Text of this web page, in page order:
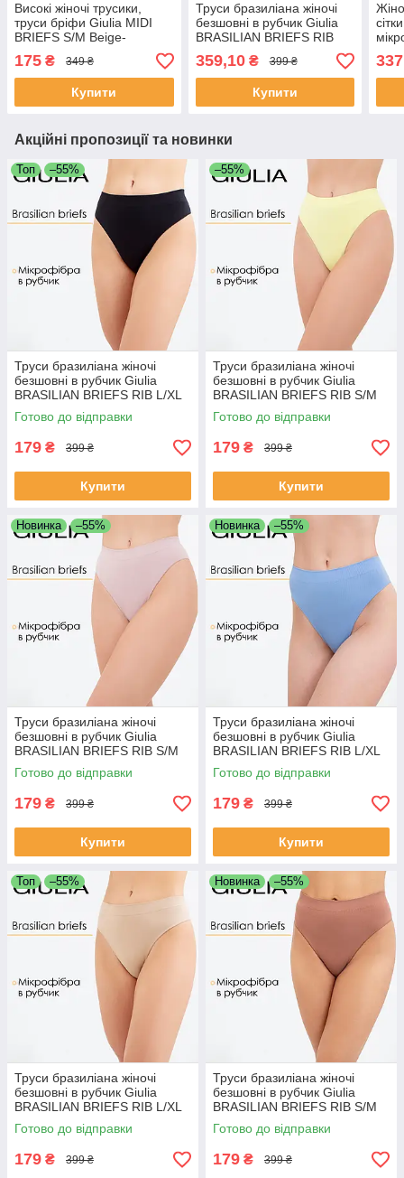
Високі жіночі трусики,
труси бріфи Giulia MIDI
BRIEFS S/M Beige-
naturale, бежеві безшовні
175 ₴ 349 ₴
Купити
Труси бразиліана жіночі
безшовні в рубчик Giulia
BRASILIAN BRIEFS RIB
повсякденна білизна,
базові трусики
359,10₴ 399 ₴
Купити
Акційні пропозиції та новинки
Топ –55%
Труси бразиліана жіночі
безшовні в рубчик Giulia
BRASILIAN BRIEFS RIB L/XL
Black-black, трусики
бразиліана Джулія
Готово до відправки
179 ₴ 399 ₴
Купити
–55%
Труси бразиліана жіночі
безшовні в рубчик Giulia
BRASILIAN BRIEFS RIB S/M
Yellow-charlock, комфортні
трусики
Готово до відправки
179 ₴ 399 ₴
Купити
Новинка –55%
Труси бразиліана жіночі
безшовні в рубчик Giulia
BRASILIAN BRIEFS RIB S/M
Pink-burnished lilac, жіночі
трусики
Готово до відправки
179 ₴ 399 ₴
Купити
Новинка –55%
Труси бразиліана жіночі
безшовні в рубчик Giulia
BRASILIAN BRIEFS RIB L/XL
Blue-lacecap hydrangea
Готово до відправки
179 ₴ 399 ₴
Купити
Топ –55%
Труси бразиліана жіночі
безшовні в рубчик Giulia
BRASILIAN BRIEFS RIB L/XL
Beige-naturale, трусики
бразиліана Джулія
Готово до відправки
179 ₴ 399 ₴
Новинка –55%
Труси бразиліана жіночі
безшовні в рубчик Giulia
BRASILIAN BRIEFS RIB S/M
Brown-mokko
Готово до відправки
179 ₴ 399 ₴